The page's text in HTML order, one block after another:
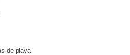
de playa